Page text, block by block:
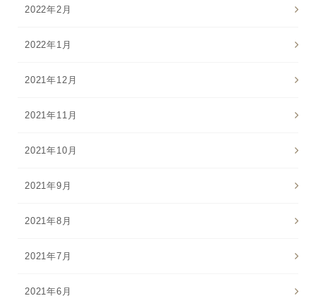
2022年2月
2022年1月
2021年12月
2021年11月
2021年10月
2021年9月
2021年8月
2021年7月
2021年6月